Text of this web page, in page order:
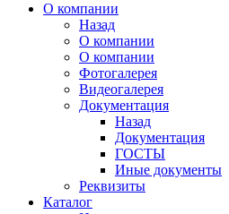
О компании
Назад
О компании
О компании
Фотогалерея
Видеогалерея
Документация
Назад
Документация
ГОСТЫ
Иные документы
Реквизиты
Каталог